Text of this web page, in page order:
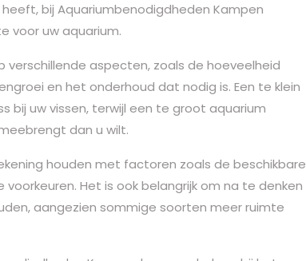
bij Aquariumbenodigdheden Kampen
voor uw aquarium.
aspecten, zoals de hoeveelheid
en het onderhoud dat nodig is. Een te klein
bij uw vissen, terwijl een te groot aquarium
dan u wilt.
houden met factoren zoals de beschikbare
Het is ook belangrijk om na te denken
aangezien sommige soorten meer ruimte